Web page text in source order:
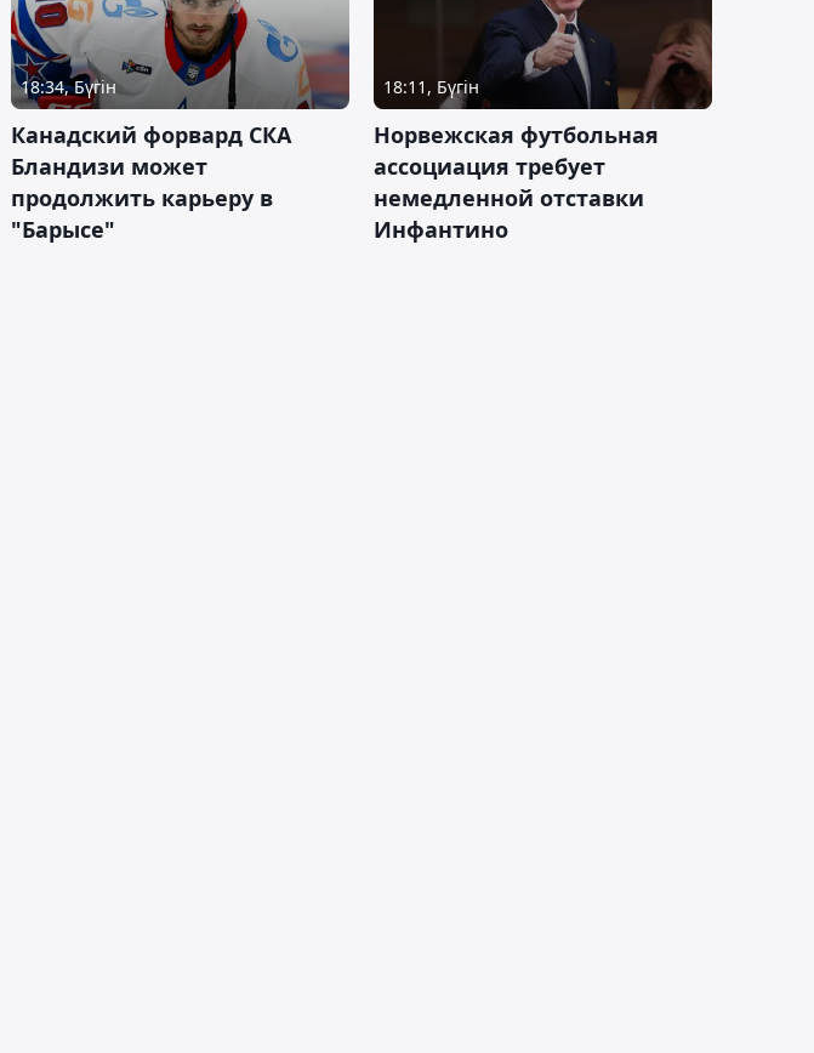
18:34, Бүгін
Канадский форвард СКА
Бландизи может
продолжить карьеру в
"Барысе"
18:11, Бүгін
Норвежская футбольная
ассоциация требует
немедленной отставки
Инфантино